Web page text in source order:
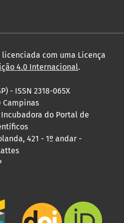
licenciada com uma Licença
4.0 Internacional.
- ISSN 2318-065X
do Portal de
421 - 1º andar -